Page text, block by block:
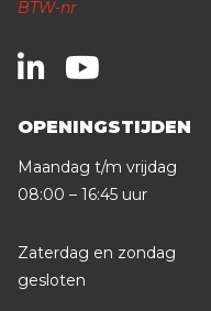
BTW-nr
OPENINGSTIJDEN
Maandag t/m vrijdag
08:00 – 16:45 uur
Zaterdag en zondag
gesloten